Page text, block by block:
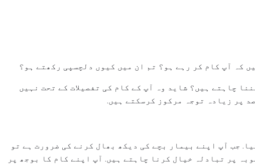
کہ آپ کام کر رہے ہو؟ تم ان میں کیوں دلچسپی رکھتے ہو؟
چاہتے ہیں؟ شاید وہ آپ کے کام کی تفصیلات کے تحت نہیں
پر زیادہ توجہ مرکوز کرسکتے ہیں.
جب آپ اپنے بیمار بچے کی دیکھ بھال کرنے کی ضرورت ہے تو
پر تبادلہ خیال کرنا چاہتے ہیں. آپ اپنے کام کا بوجھ پر